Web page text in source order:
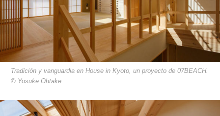
Tradición y vanguardia en House in Kyoto, un proyecto de 07BEACH.
© Yosuke Ohtake